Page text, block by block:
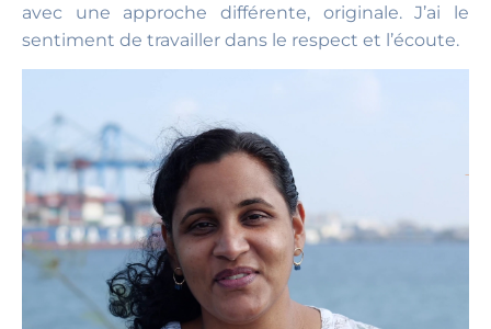
avec une approche différente, originale. J’ai le
sentiment de travailler dans le respect et l’écoute.